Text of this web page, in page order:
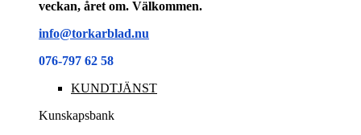
veckan, året om. Välkommen.
info@torkarblad.nu
076-797 62 58
KUNDTJÄNST
Kunskapsbank